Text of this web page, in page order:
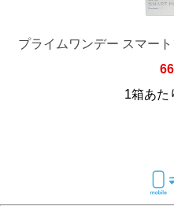
プライムワンデー スマー
1箱あた